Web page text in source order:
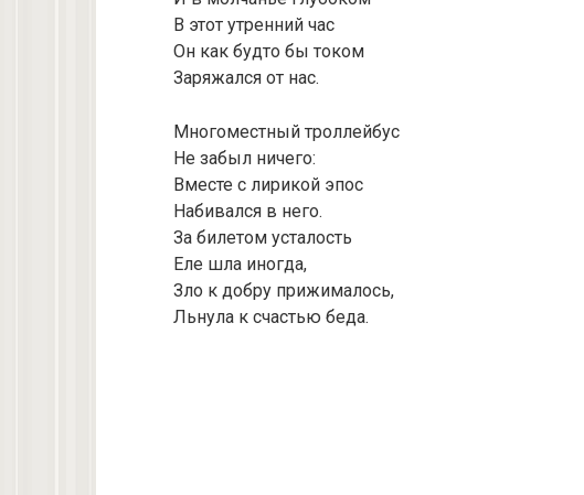
В этот утренний час
Он как будто бы током
Заряжался от нас.
Многоместный троллейбус
Не забыл ничего:
Вместе с лирикой эпос
Набивался в него.
За билетом усталость
Еле шла иногда,
Зло к добру прижималось,
Льнула к счастью беда.